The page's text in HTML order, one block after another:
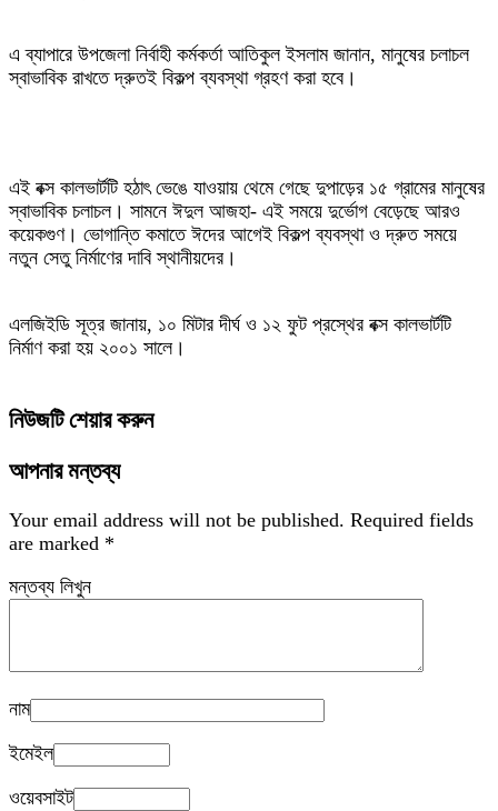
এ ব্যাপারে উপজেলা নির্বাহী কর্মকর্তা আতিকুল ইসলাম জানান, মানুষের চলাচল
স্বাভাবিক রাখতে দ্রুতই বিকল্প ব্যবস্থা গ্রহণ করা হবে।
এই বক্স কালভার্টটি হঠাৎ ভেঙে যাওয়ায় থেমে গেছে দুপাড়ের ১৫ গ্রামের মানুষের
স্বাভাবিক চলাচল। সামনে ঈদুল আজহা- এই সময়ে দুর্ভোগ বেড়েছে আরও
কয়েকগুণ। ভোগান্তি কমাতে ঈদের আগেই বিকল্প ব্যবস্থা ও দ্রুত সময়ে
নতুন সেতু নির্মাণের দাবি স্থানীয়দের।
এলজিইডি সূত্র জানায়, ১০ মিটার দীর্ঘ ও ১২ ফুট প্রস্থের বক্স কালভার্টটি
নির্মাণ করা হয় ২০০১ সালে।
নিউজটি শেয়ার করুন
আপনার মন্তব্য
Your email address will not be published. Required fields
are marked *
মন্তব্য লিখুন
নাম
ইমেইল
ওয়েবসাইট